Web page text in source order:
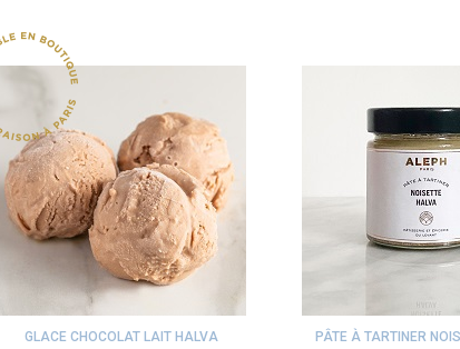
GLACE CHOCOLAT LAIT HALVA PÂTE À TARTINER